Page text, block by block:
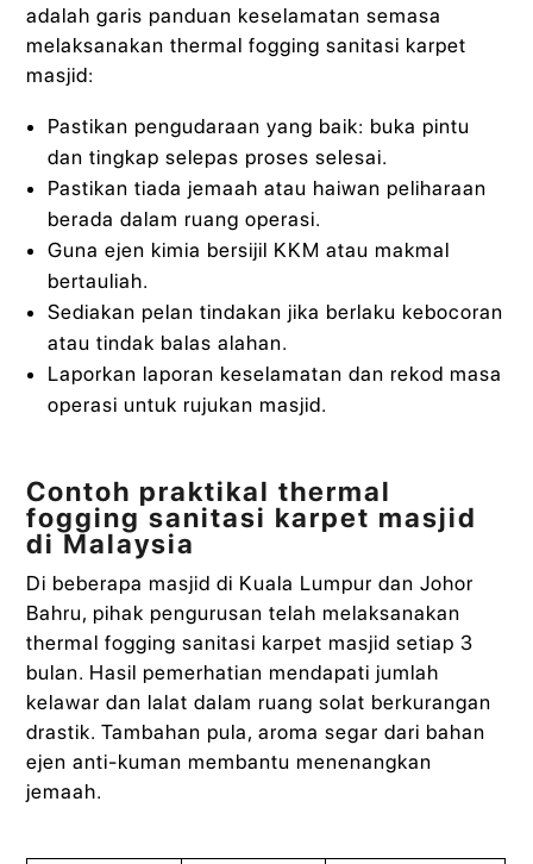
adalah garis panduan keselamatan semasa
melaksanakan thermal fogging sanitasi karpet
masjid:
Pastikan pengudaraan yang baik: buka pintu
dan tingkap selepas proses selesai.
Pastikan tiada jemaah atau haiwan peliharaan
berada dalam ruang operasi.
Guna ejen kimia bersijil KKM atau makmal
bertauliah.
Sediakan pelan tindakan jika berlaku kebocoran
atau tindak balas alahan.
Laporkan laporan keselamatan dan rekod masa
operasi untuk rujukan masjid.
Contoh praktikal thermal
fogging sanitasi karpet masjid
di Malaysia
Di beberapa masjid di Kuala Lumpur dan Johor
Bahru, pihak pengurusan telah melaksanakan
thermal fogging sanitasi karpet masjid setiap 3
bulan. Hasil pemerhatian mendapati jumlah
kelawar dan lalat dalam ruang solat berkurangan
drastik. Tambahan pula, aroma segar dari bahan
ejen anti-kuman membantu menenangkan
jemaah.